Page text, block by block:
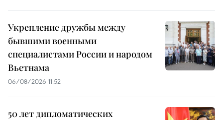
Укрепление дружбы между
бывшими военными
специалистами России и народом
Вьетнама
06/08/2026 11:52
50 лет дипломатических